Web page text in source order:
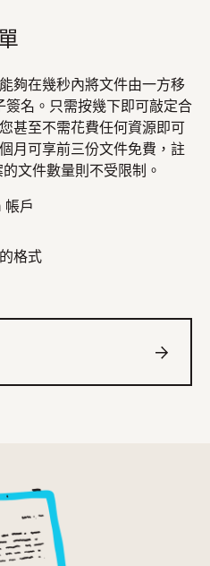
夠在幾秒內將文件由一方移
簽名。只需按幾下即可敲定合
甚至不需花費任何資源即可
月可享前三份文件免費，註
文件數量則不受限制。
帳戶
格式